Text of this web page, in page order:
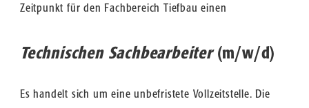
Zeitpunkt für den Fachbereich Tiefbau einen
Technischen Sachbearbeiter(m/w/d)
Es handelt sich um eine unbefristete Vollzeitstelle. Die